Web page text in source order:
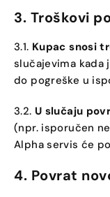
3. Troškovi
3.1. Kupac snosi
slučajevima kada
do pogreške u
3.2. U slučaju
(npr. isporučen
Alpha servis će
4. Povrat